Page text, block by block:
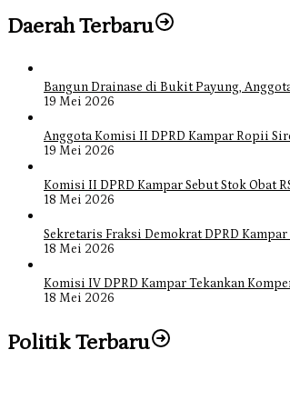
Daerah Terbaru
Bangun Drainase di Bukit Payung,
19 Mei 2026
Anggota Komisi II DPRD Kampar Ropii
19 Mei 2026
Komisi II DPRD Kampar Sebut Stok Obat
18 Mei 2026
Sekretaris Fraksi Demokrat DPRD
18 Mei 2026
Komisi IV DPRD Kampar Tekankan
18 Mei 2026
Politik Terbaru